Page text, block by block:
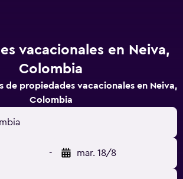
vacacionales en Neiva,
Colombia
de propiedades vacacionales en Neiva,
Colombia
- mar. 18/8